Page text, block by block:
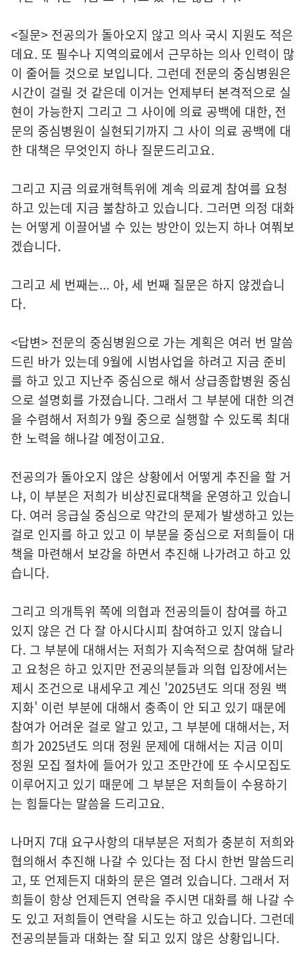
<질문> 전공의가 돌아오지 않고 의사 국시 지원도 적은
데요. 또 필수나 지역의료에서 근무하는 의사 인력이 많
이 줄어들 것으로 보입니다. 그런데 전문의 중심병원은
시간이 걸릴 것 같은데 이거는 언제부터 본격적으로 실
현이 가능한지 그리고 그 사이에 의료 공백에 대한, 전
문의 중심병원이 실현되기까지 그 사이 의료 공백에 대
한 대책은 무엇인지 하나 질문드리고요.
그리고 지금 의료개혁특위에 계속 의료계 참여를 요청
하고 있는데 지금 불참하고 있습니다. 그러면 의정 대화
는 어떻게 이끌어낼 수 있는 방안이 있는지 하나 여쭤보
겠습니다.
그리고 세 번째는... 아, 세 번째 질문은 하지 않겠습니
다.
<답변> 전문의 중심병원으로 가는 계획은 여러 번 말씀
드린 바가 있는데 9월에 시범사업을 하려고 지금 준비
를 하고 있고 지난주 중심으로 해서 상급종합병원 중심
으로 설명회를 가졌습니다. 그래서 그 부분에 대한 의견
을 수렴해서 저희가 9월 중으로 실행할 수 있도록 최대
한 노력을 해나갈 예정이고요.
전공의가 돌아오지 않은 상황에서 어떻게 추진을 할 거
냐, 이 부분은 저희가 비상진료대책을 운영하고 있습니
다. 여러 응급실 중심으로 약간의 문제가 발생하고 있는
걸로 인지를 하고 있고 이 부분을 중심으로 저희들이 대
책을 마련해서 보강을 하면서 추진해 나가려고 하고 있
습니다.
그리고 의개특위 쪽에 의협과 전공의들이 참여를 하고
있지 않은 건 다 잘 아시다시피 참여하고 있지 않습니
다. 그 부분에 대해서는 저희가 지속적으로 참여해 달라
고 요청은 하고 있지만 전공의분들과 의협 입장에서는
제시 조건으로 내세우고 계신 '2025년도 의대 정원 백
지화' 이런 부분에 대해서 충족이 안 되고 있기 때문에
참여가 어려운 걸로 알고 있고, 그 부분에 대해서는, 저
희가 2025년도 의대 정원 문제에 대해서는 지금 이미
정원 모집 절차에 들어가 있고 조만간에 또 수시모집도
이루어지고 있기 때문에 그 부분은 저희들이 수용하기
는 힘들다는 말씀을 드리고요.
나머지 7대 요구사항의 대부분은 저희가 충분히 저희와
협의해서 추진해 나갈 수 있다는 점 다시 한번 말씀드리
고, 또 언제든지 대화의 문은 열려 있습니다. 그래서 저
희들이 항상 언제든지 연락을 주시면 대화를 해 나갈 수
도 있고 저희들이 연락을 시도는 하고 있습니다. 그런데
전공의분들과 대화는 잘 되고 있지 않은 상황입니다.